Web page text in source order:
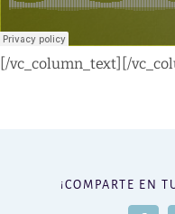
[/vc_column_text][/
¡COMPARTE EN